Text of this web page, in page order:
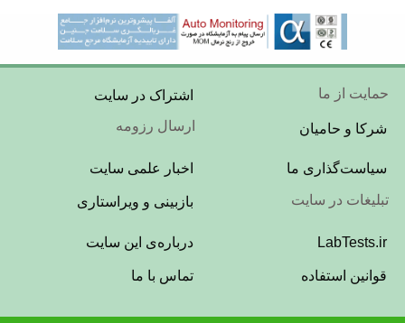
Footer
اشتراک در سایت حمایت از ما
ارسال رزومه شرکا و حامیان
Footer
Menu
اخبار علمی سایت سیاست‌گذاری ما
بازبینی و ویراستاری تبلیغات در سایت
Footer
درباره‌ی این سایت LabTests.ir
تماس با ما قوانین استفاده